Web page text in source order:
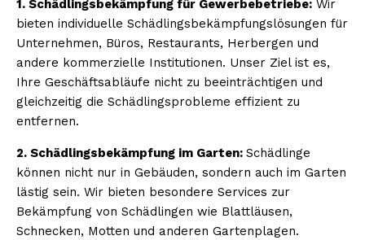
1. Schädlingsbekämpfung für Gewerbebetriebe: Wir
bieten individuelle Schädlingsbekämpfungslösungen für
Unternehmen, Büros, Restaurants, Herbergen und
andere kommerzielle Institutionen. Unser Ziel ist es,
Ihre Geschäftsabläufe nicht zu beeinträchtigen und
gleichzeitig die Schädlingsprobleme effizient zu
entfernen.
2. Schädlingsbekämpfung im Garten: Schädlinge
können nicht nur in Gebäuden, sondern auch im Garten
lästig sein. Wir bieten besondere Services zur
Bekämpfung von Schädlingen wie Blattläusen,
Schnecken, Motten und anderen Gartenplagen.